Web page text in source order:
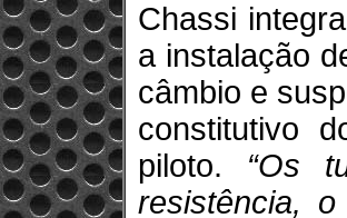
Chassi
a instalação
câmbio e
constitutivo
piloto. “Os
resistência,